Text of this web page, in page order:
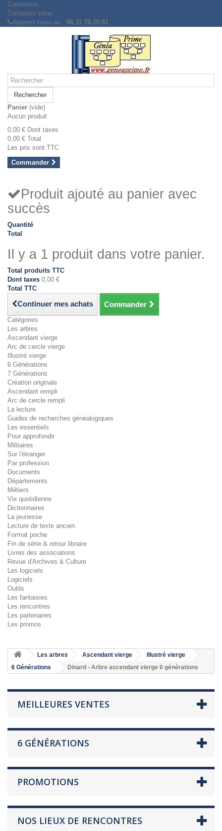
Connexion
Contactez-nous
Appelez-nous au : 06.11.78.10.81
Rechercher
Panier (vide)
Aucun produit
0,00 € Dont taxes
0,00 € Total
Les prix sont TTC
Commander
Produit ajouté au panier avec
succès
Quantité
Total
Il y a 1 produit dans votre panier.
Total produits TTC
Dont taxes 0,00 €
Total TTC
Continuer mes achats Commander
Catégories
Les arbres
Ascendant vierge
Arc de cercle vierge
Illustré vierge
6 Générations
7 Générations
Création originale
Ascendant rempli
Arc de cercle rempli
La lecture
Guides de recherches généalogiques
Les essentiels
Pour approfondir
Militaires
Sur l'étranger
Par profession
Documents
Départements
Métiers
Vie quotidienne
Dictionnaires
La jeunesse
Lecture de texte ancien
Format poche
Fin de série & retour libraire
Livres des associations
Revue d'Archives & Culture
Les logiciels
Logiciels
Outils
Les fantaisies
Les rencontres
Les partenaires
Les promos
Les arbres Ascendant vierge
Illustré vierge
6 Générations
Dinard - Arbre ascendant vierge 6 générations
MEILLEURES VENTES
6 GÉNÉRATIONS
PROMOTIONS
NOS LIEUX DE RENCONTRES